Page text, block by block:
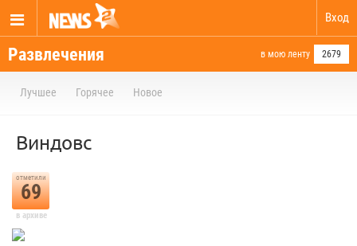
Вход
Развлечения в мою ленту 2679
Лучшее Горячее Новое
Виндовс
отметили
69
в архиве